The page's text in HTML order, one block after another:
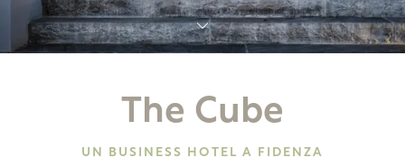
The Cube
UN BUSINESS HOTEL A FIDENZA